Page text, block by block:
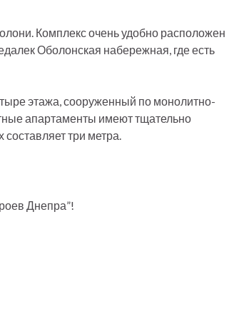
Комплекс очень удобно расположен
Оболонская набережная, где есть
этажа, сооруженный по монолитно-
апартаменты имеют тщательно
три метра.
Днепра”!